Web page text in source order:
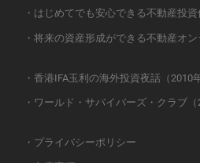
・はじめてでも安心できる不動産投
・将来の資産形成ができる不動産オ
・香港IFA玉利の海外投資夜話（2010
・ワールド・サバイバーズ・クラブ（
・プライバシーポリシー